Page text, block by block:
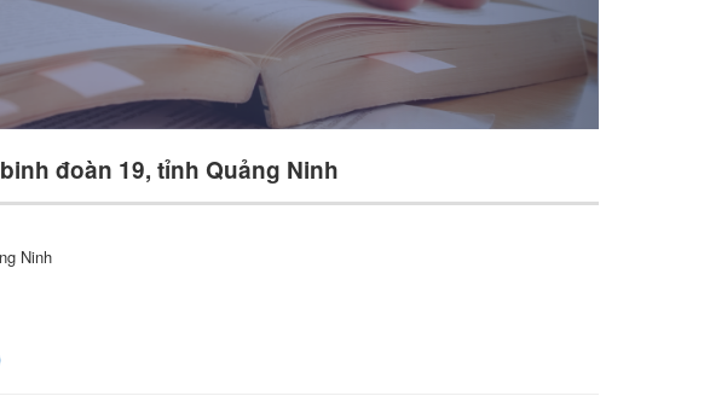
đoàn 19, tỉnh Quảng Ninh
Ninh